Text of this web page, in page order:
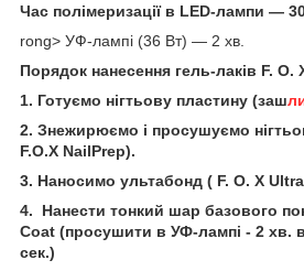
Час полімеризації в LED-лампи ―
rong> УФ-лампі (36 Вт) ― 2 хв.
Порядок нанесення гель-лаків F. O.
1. Готуємо нігтьову пластину (заш
2. Знежирюємо і просушуємо
F.O.X NailPrep).
3. Наносимо ультабонд ( F. O. X
4.
Нанести тонкий шар базового
Coat (просушити в УФ-лампі - 2 хв.
сек.)